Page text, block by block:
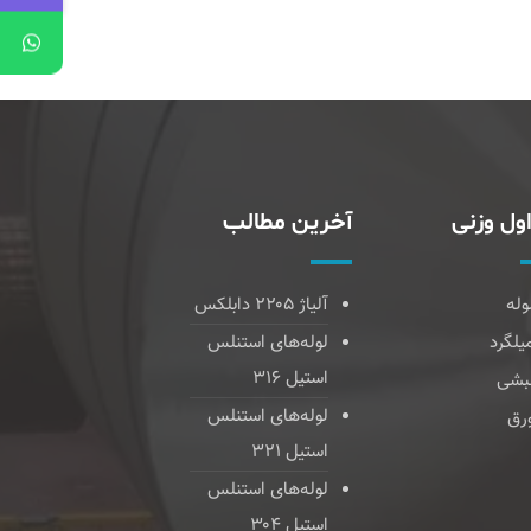
وزنی آخرین مطالب
آلیاژ ۲۲۰۵ دابلکس
لوله‌های استنلس
استیل ۳۱۶
لوله‌های استنلس
استیل ۳۲۱
لوله‌های استنلس